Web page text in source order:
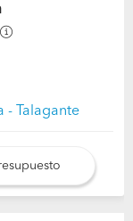
- Talagante